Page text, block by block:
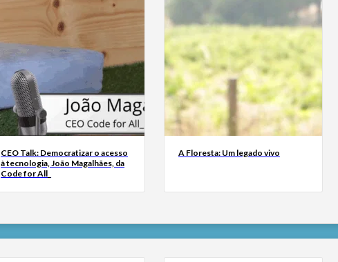
CEO Talk: Democratizar o acesso
à tecnologia, João Magalhães, da
Code for All_
A Floresta: Um legado vivo